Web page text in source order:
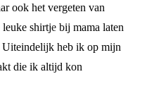
ook het vergeten van
shirtje bij mama laten
Uiteindelijk heb ik op mijn
die ik altijd kon